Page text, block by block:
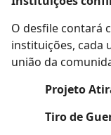
O desfile contará
instituições, cada
união da
Projeto
Tiro de